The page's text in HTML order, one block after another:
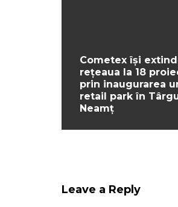
Cometex își
rețeaua la 18
prin inaugurarea
retail park în
Neamț
Leave a Reply